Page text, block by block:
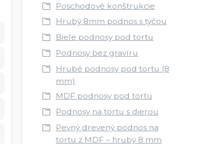
Poschodové konštrukcie
Hrubý 8mm podnos s tyčou
Biele podnosy pod tortu
Podnosy bez gravíru
Hrubé podnosy pod tortu (8
mm)
MDF podnosy pod tortu
Podnosy na tortu s dierou
Pevný drevený podnos na
tortu z MDF – hrubý 8 mm